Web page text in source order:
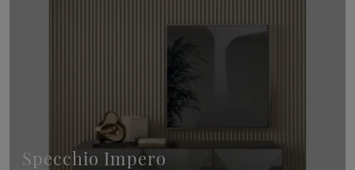
Specchio Impero